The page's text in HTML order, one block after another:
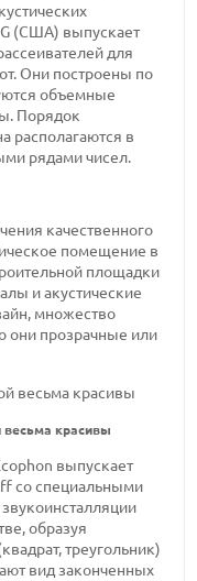
(США) выпускает
для
Они построены по
объемные
Порядок
располагаются в
рядами чисел.
качественного
помещение в
площадки
и акустические
множество
они прозрачные или
весьма красивы
выпускает
со специальными
образуя
треугольник)
вид законченных